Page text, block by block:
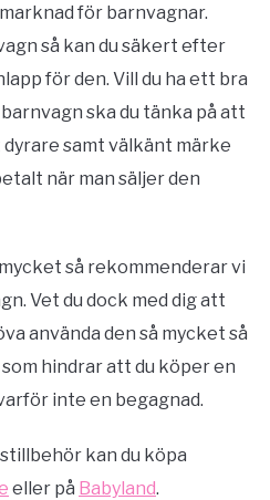
för barnvagnar.
så kan du säkert efter
för den. Vill du ha ett bra
ska du tänka på att
samt välkänt märke
när man säljer den
så rekommenderar vi
Vet du dock med dig att
använda den så mycket så
hindrar att du köper en
inte en begagnad.
kan du köpa
eller på Babyland.